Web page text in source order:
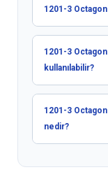
1201-3 Octagon
1201-3 Octagon
kullanılabilir?
1201-3
nedir?